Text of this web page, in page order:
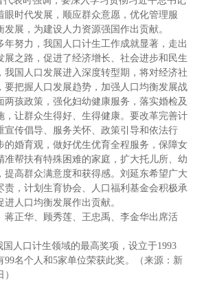
眼时代发展，顺应群众意愿，优化管理服
发展，为建设人力资源强国作出贡献。
努力，我国人口计生工作成就显著，走出
展之路，促进了经济增长、社会进步和民生
我国人口发展进入深度转型期，将对经济社
要把握人口发展趋势，加强人口均衡发展战
两孩政策，强化妇幼健康服务，落实婚检及
，让群众生得好、生得健康。要改革完善计
宣传倡导、服务关怀、政策引导和依法行
的婚育观，做好优生优育全程服务，保障女
准帮扶有特殊困难的家庭，扩大托儿所、幼
提高群众满意度和获得感。刘延东希望广大
责，计划生育协会、人口福利基金会积极承
人口均衡发展作出贡献。
正华、顾秀莲、王忠禹、李金华出席活
人口计生领域的最高奖项，设立于1993
99名个人和5家单位荣获此奖。（来源：新